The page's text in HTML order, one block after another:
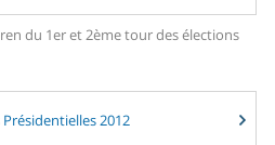
du 1er et 2ème tour des élections
2012